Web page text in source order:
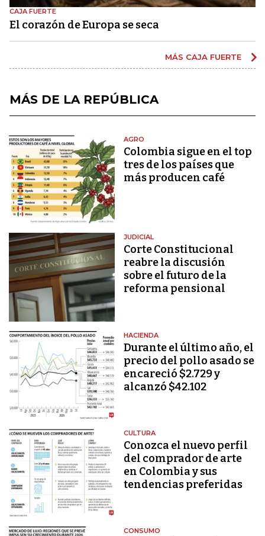
CAJA FUERTE
El corazón de Europa se seca
MÁS CAJA FUERTE
MÁS DE LA REPÚBLICA
AGRO
Colombia sigue en el top
tres de los países que
más producen café
JUDICIAL
Corte Constitucional
reabre la discusión
sobre el futuro de la
reforma pensional
HACIENDA
Durante el último año, el
precio del pollo asado se
encareció $2.729 y
alcanzó $42.102
CULTURA
Conozca el nuevo perfil
del comprador de arte
en Colombia y sus
tendencias preferidas
CONSUMO